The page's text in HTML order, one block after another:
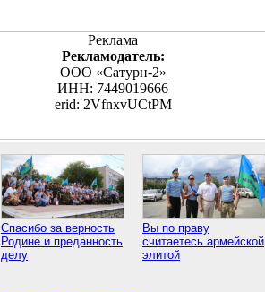
Реклама
Рекламодатель:
ООО «Сатурн-2»
ИНН: 7449019666
erid: 2VfnxvUCtPM
Спасибо за верность
Родине и преданность
делу
Вы по праву
считаетесь армейской
элитой